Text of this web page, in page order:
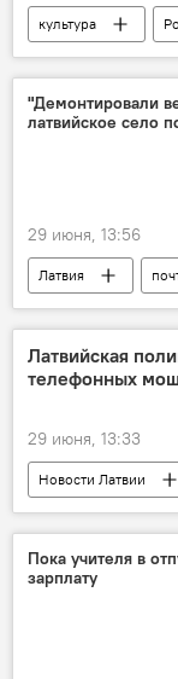
культура
фильм
Великая
"Демонтировали
латвийское село
29 июня, 13:56
Латвия
Новости Латвии
Латвийская
телефонных
29 июня, 13:33
Новости Латвии
Украина
Пока учителя в
зарплату